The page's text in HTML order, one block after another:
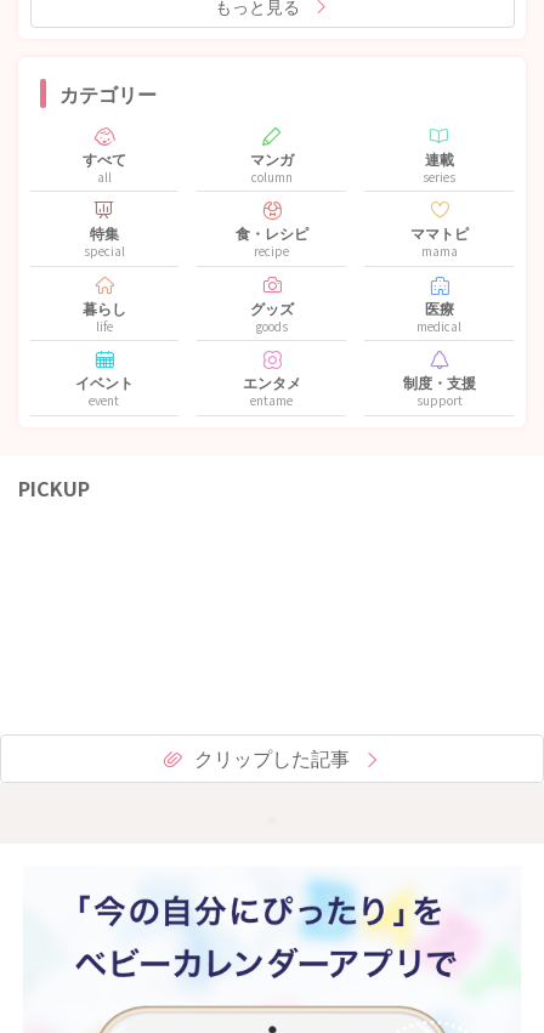
もっと見る
カテゴリー
すべて
all
マンガ
column
連載
series
特集
special
食・レシピ
recipe
ママトピ
mama
暮らし
life
グッズ
goods
医療
medical
イベント
event
エンタメ
entame
制度・支援
support
PICKUP
クリップした記事